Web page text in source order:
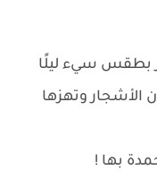
بطقس سيء ليلًا
الأشجار وتهزها
بها !